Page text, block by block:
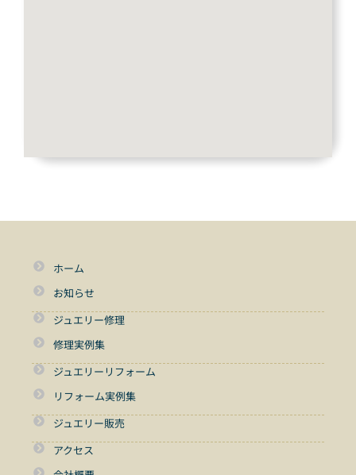
ホーム
お知らせ
ジュエリー修理
修理実例集
ジュエリーリフォーム
リフォーム実例集
ジュエリー販売
アクセス